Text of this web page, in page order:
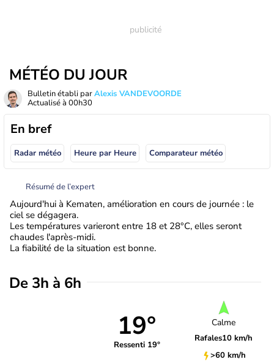
MÉTÉO DU JOUR
Bulletin établi parAlexis VANDEVOORDE
Actualisé à 00h30
En bref
Radar météo Heure par Heure Comparateur météo
Résumé de l’expert
Aujourd'hui à Kematen, amélioration en cours de journée : le
ciel se dégagera.
Les températures varieront entre 18 et 28°C, elles seront
chaudes l'après-midi.
La fiabilité de la situation est bonne.
De 3h à 6h
19°
Ressenti 19°
Calme
Rafales10 km/h
>60 km/h